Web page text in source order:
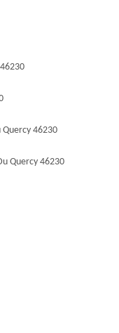
46230
Quercy 46230